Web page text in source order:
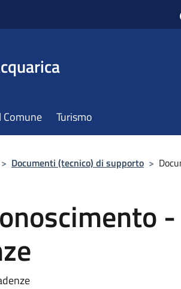
Comune Turismo
> Documenti (tecnico) di supporto >
-